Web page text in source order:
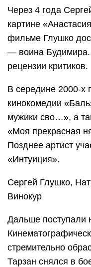
Через 4 года
картине
фильме Глушко
— воина Будимира.
рецензии критиков.
В середине 2000-х
кинокомедии
мужики сво…», а
«Моя прекрасная
Позднее артист
«Интуиция».
Сергей Глушко,
Винокур
Дальше поступали
стремительно
Тарзан снялся в